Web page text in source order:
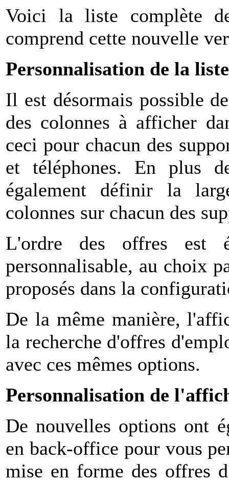
Voici la liste complète
comprend cette nouvelle
Personnalisation de la
Il est désormais possible
des colonnes à afficher
ceci pour chacun des
et téléphones. En plus
également définir la
colonnes sur chacun des
L'ordre des offres est
personnalisable, au choix
proposés dans la
De la même manière,
la recherche d'offres
avec ces mêmes options.
Personnalisation de
De nouvelles options ont
en back-office pour vous
mise en forme des offres